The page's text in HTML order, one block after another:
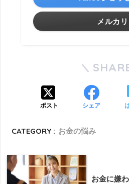
メルカリ
ポスト シェア
CATEGORY : お金の悩み
お金に嫌